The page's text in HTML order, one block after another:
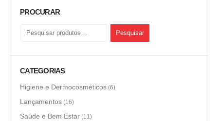
PROCURAR
Pesquisar
CATEGORIAS
Higiene e Dermocosméticos (6)
Lançamentos (16)
Saúde e Bem Estar (11)